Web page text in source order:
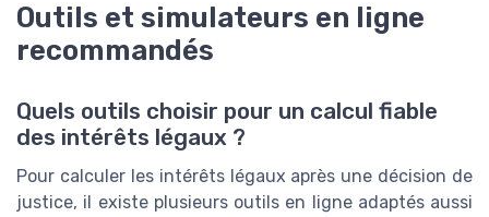
Outils et simulateurs en ligne
recommandés
Quels outils choisir pour un calcul fiable
des intérêts légaux ?
Pour calculer les intérêts légaux après une décision de
justice, il existe plusieurs outils en ligne adaptés aussi